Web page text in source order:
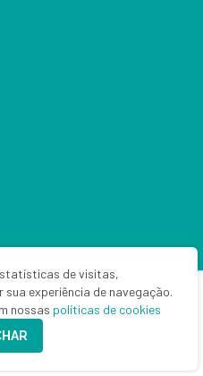
os direitos reservados.
de visitas,
sua experiência de navegação.
nossas políticas de cookies